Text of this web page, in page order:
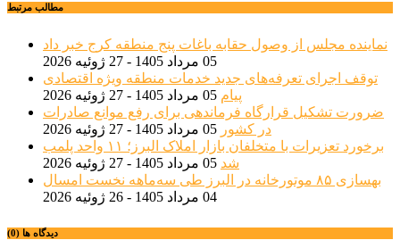
مطالب مرتبط
نماینده مجلس از وصول حقابه باغات پنج منطقه کرج خبر داد
05 مرداد 1405 - 27 ژوئیه 2026
توقف اجرای تعرفه‌های جدید خدمات منطقه ویژه اقتصادی
پیام 05 مرداد 1405 - 27 ژوئیه 2026
ضرورت تشکیل قرارگاه فرماندهی برای رفع موانع صادرات
در کشور 05 مرداد 1405 - 27 ژوئیه 2026
برخورد تعزیرات با متخلفان بازار املاک البرز؛ ۱۱ واحد پلمب
شد 05 مرداد 1405 - 27 ژوئیه 2026
بهسازی ۸۵ موتورخانه در البرز طی سه‌ماهه نخست امسال
04 مرداد 1405 - 26 ژوئیه 2026
دیدگاه ها (0)